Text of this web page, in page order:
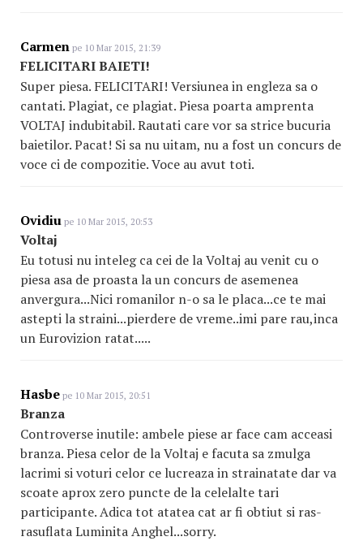
Carmen pe 10 Mar 2015, 21:39
FELICITARI BAIETI!
Super piesa. FELICITARI! Versiunea in engleza sa o
cantati. Plagiat, ce plagiat. Piesa poarta amprenta
VOLTAJ indubitabil. Rautati care vor sa strice bucuria
baietilor. Pacat! Si sa nu uitam, nu a fost un concurs de
voce ci de compozitie. Voce au avut toti.
Ovidiu pe 10 Mar 2015, 20:53
Voltaj
Eu totusi nu inteleg ca cei de la Voltaj au venit cu o
piesa asa de proasta la un concurs de asemenea
anvergura...Nici romanilor n-o sa le placa...ce te mai
astepti la straini...pierdere de vreme..imi pare rau,inca
un Eurovizion ratat.....
Hasbe pe 10 Mar 2015, 20:51
Branza
Controverse inutile: ambele piese ar face cam acceasi
branza. Piesa celor de la Voltaj e facuta sa zmulga
lacrimi si voturi celor ce lucreaza in strainatate dar va
scoate aprox zero puncte de la celelalte tari
participante. Adica tot atatea cat ar fi obtiut si ras-
rasuflata Luminita Anghel...sorry.